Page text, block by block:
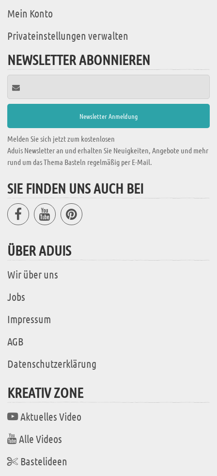
Mein Konto
Privateinstellungen verwalten
NEWSLETTER ABONNIEREN
Melden Sie sich jetzt zum kostenlosen
Aduis Newsletter an und erhalten Sie Neuigkeiten, Angebote und mehr
rund um das Thema Basteln regelmäßig per E-Mail.
SIE FINDEN UNS AUCH BEI
ÜBER ADUIS
Wir über uns
Jobs
Impressum
AGB
Datenschutzerklärung
KREATIV ZONE
Aktuelles Video
Alle Videos
Bastelideen